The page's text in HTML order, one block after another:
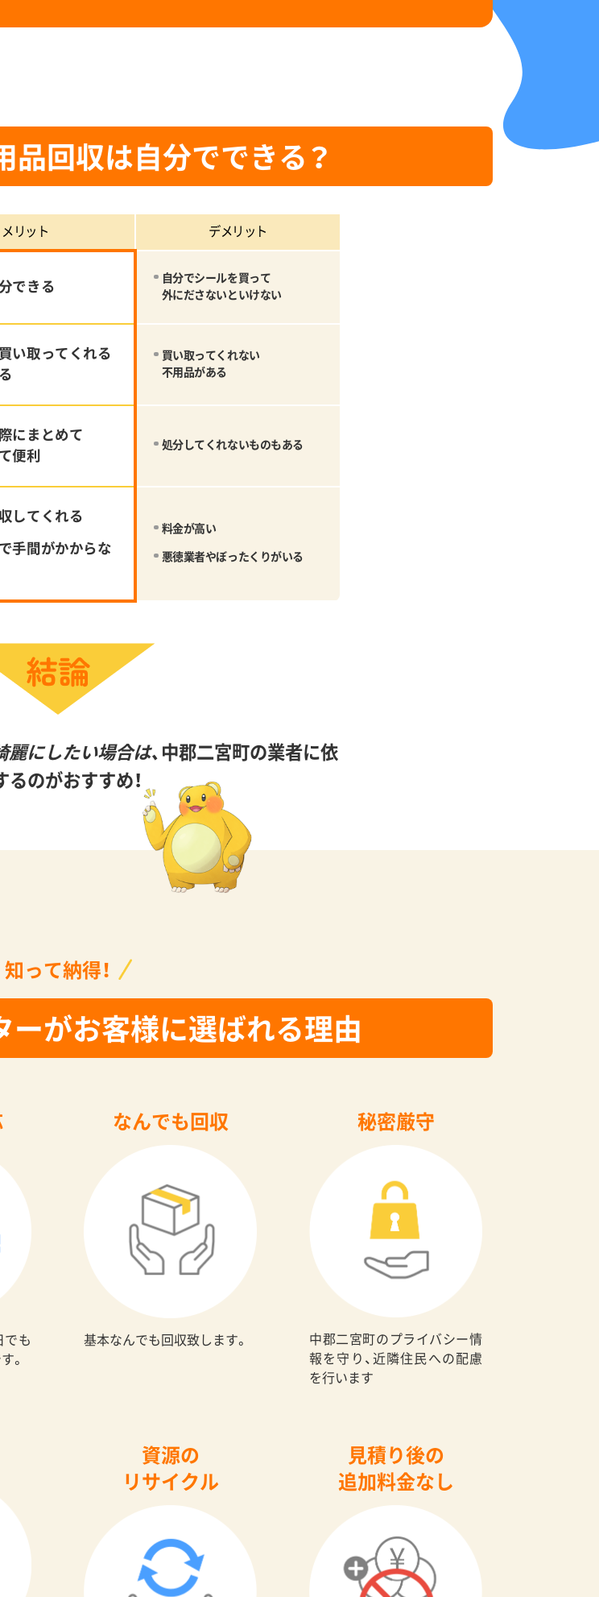
品回収は自分でできる？
メリット デメリット
できる
自分でシールを買って
外にださないといけない
い取ってくれる
買い取ってくれない
不用品がある
にまとめて
便利
処分してくれないものもある
してくれる
手間がかからな
料金が高い
悪徳業者やぼったくりがいる
麗にしたい場合は、中郡二宮町の業者に依
るのがおすすめ！
知って納得！
がお客様に選ばれる理由
も
。
なんでも回収
基本なんでも回収致します。
秘密厳守
中郡二宮町のプライバシー情
報を守り、近隣住民への配慮
を行います
資源の
リサイクル
見積り後の
追加料金なし